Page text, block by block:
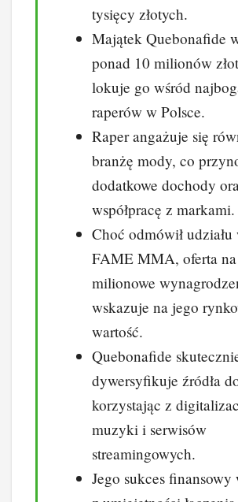
tysięcy złotych.
Majątek Quebonafide
ponad 10 milionów
lokuje go wśród
raperów w Polsce.
Raper angażuje się
branżę mody, co
dodatkowe dochody
współpracę z markami.
Choć odmówił udziału
FAME MMA, oferta na
milionowe
wskazuje na jego
wartość.
Quebonafide
dywersyfikuje źródła
korzystając z
muzyki i serwisów
streamingowych.
Jego sukces